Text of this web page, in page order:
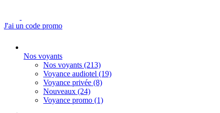
J'ai un code promo
Nos voyants
Nos voyants (213)
Voyance audiotel (19)
Voyance privée (8)
Nouveaux (24)
Voyance promo (1)